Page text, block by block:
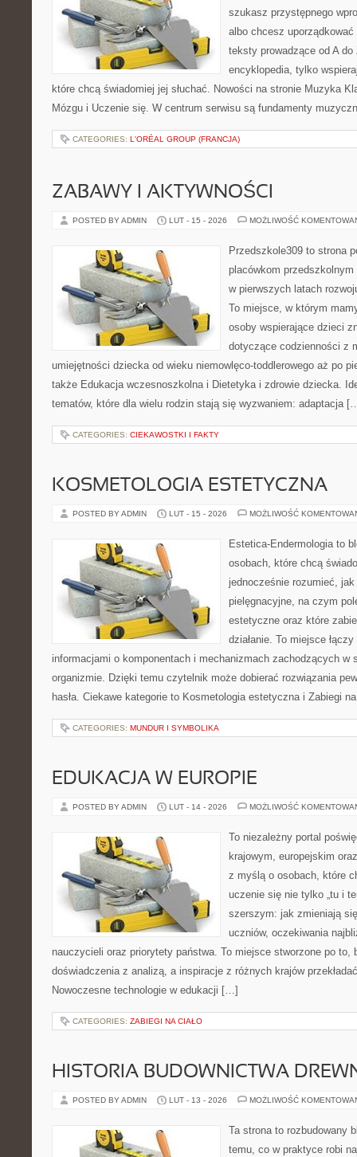
szukasz przystępnego
albo chcesz
teksty prowadzące od A
encyklopedia, tylko
które chcą świadomiej jej słuchać. Nowości na stronie Muzyka
Mózgu i Uczenie się. W centrum serwisu są fundamenty
CATEGORIES: L'ORÉAL GROUP (FRANCJA)
ZABAWY I AKTYWNOŚCI
POSTED BY ADMIN LUT - 15 - 2026 MOŻLIWOŚĆ
Przedszkole309 to strona
placówkom
w pierwszych latach
To miejsce, w którym
osoby wspierające dzieci
dotyczące codzienności z
umiejętności dziecka od wieku niemowlęco-toddlerowego aż po
także Edukacja wczesnoszkolna i Dietetyka i zdrowie dziecka.
tematów, które dla wielu rodzin stają się wyzwaniem: adaptacja
CATEGORIES: CIEKAWOSTKI I FAKTY
KOSMETOLOGIA ESTETYCZNA
POSTED BY ADMIN LUT - 15 - 2026 MOŻLIWOŚĆ
Estetica-Endermologia to
osobach, które chcą
jednocześnie rozumieć, jak
pielęgnacyjne, na czym
estetyczne oraz które
działanie. To miejsce
informacjami o komponentach i mechanizmach zachodzących w
organizmie. Dzięki temu czytelnik może dobierać rozwiązania
hasła. Ciekawe kategorie to Kosmetologia estetyczna i Zabiegi
CATEGORIES: MUNDUR I SYMBOLIKA
EDUKACJA W EUROPIE
POSTED BY ADMIN LUT - 14 - 2026 MOŻLIWOŚĆ
To niezależny portal
krajowym, europejskim
z myślą o osobach, które
uczenie się nie tylko „tu i
szerszym: jak zmieniają
uczniów, oczekiwania
nauczycieli oraz priorytety państwa. To miejsce stworzone po to,
doświadczenia z analizą, a inspiracje z różnych krajów
Nowoczesne technologie w edukacji […]
CATEGORIES: ZABIEGI NA CIAŁO
HISTORIA BUDOWNICTWA
POSTED BY ADMIN LUT - 13 - 2026 MOŻLIWOŚĆ
Ta strona to rozbudowany
temu, co w praktyce robi